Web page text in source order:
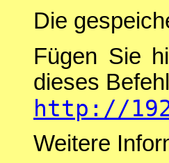
Die
Fügen Sie
dieses
http://
Weitere